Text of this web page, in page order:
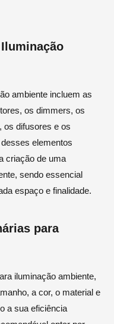
ambiente incluem as
os dimmers, os
os difusores e os
elementos
criação de uma
sendo essencial
espaço e finalidade.
para
iluminação ambiente,
a cor, o material e
a sua eficiência